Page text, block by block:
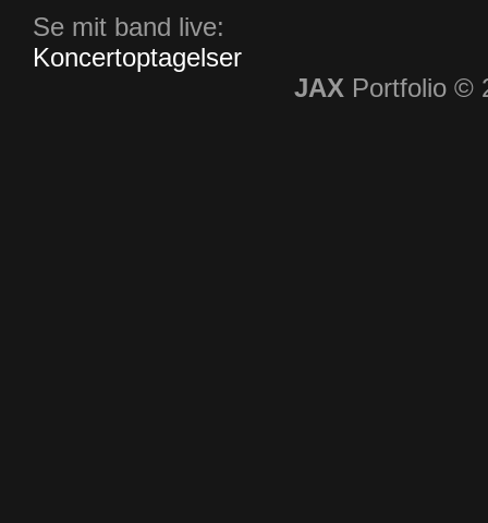
Se mit band live:
Koncertoptagelser
JAX Portfolio ©